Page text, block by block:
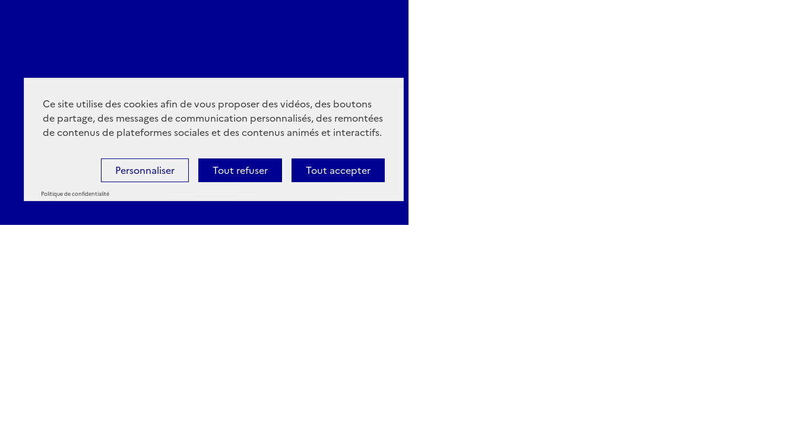
Ce site utilise des cookies afin de vous proposer des vidéos, des boutons
de partage, des messages de communication personnalisés, des remontées
de contenus de plateformes sociales et des contenus animés et interactifs.
Tout accepter
Tout refuser
Personnaliser
Politique de confidentialité